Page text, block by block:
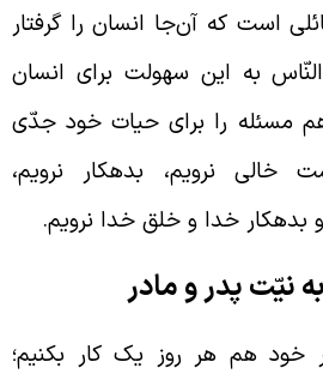
است که آن‌جا انسان را گرفتار
به این سهولت برای انسان
را برای حیات خود جدّی
نرویم، بدهکار نرویم،
خدا و خلق خدا نرویم.
پدر و مادر
هم هر روز یک کار بکنیم؛